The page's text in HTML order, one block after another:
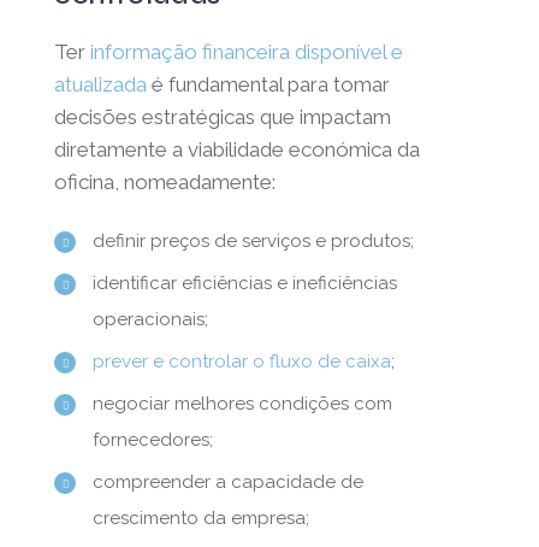
Ter informação financeira disponível e
atualizada é fundamental para tomar
decisões estratégicas que impactam
diretamente a viabilidade económica da
oficina, nomeadamente:
definir preços de serviços e produtos;
identificar eficiências e ineficiências
operacionais;
prever e controlar o fluxo de caixa;
negociar melhores condições com
fornecedores;
compreender a capacidade de
crescimento da empresa;